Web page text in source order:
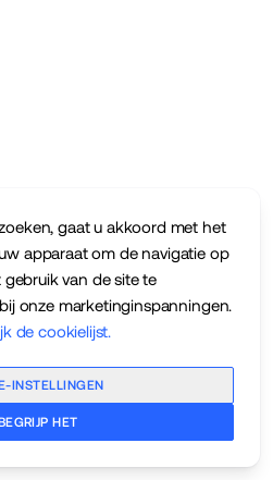
gaat u akkoord met het
apparaat om de navigatie op
van de site te
onze marketinginspanningen.
de cookielijst.
INSTELLINGEN
HET